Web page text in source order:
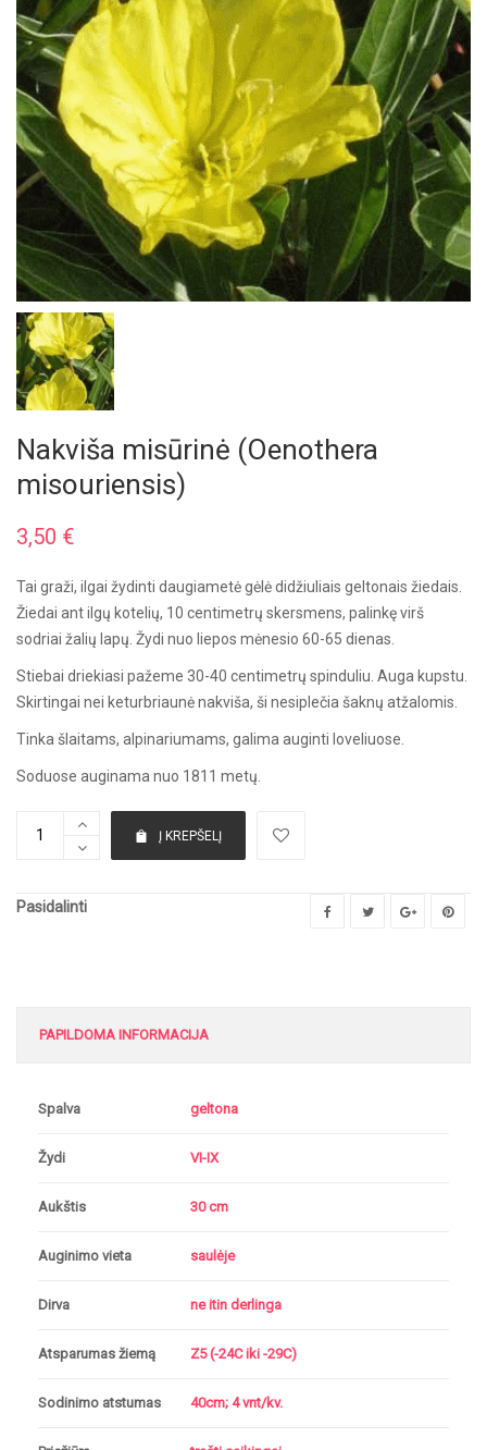
Nakviša misūrinė (Oenothera
misouriensis)
3,50 €
Tai graži, ilgai žydinti daugiametė gėlė didžiuliais geltonais žiedais.
Žiedai ant ilgų kotelių, 10 centimetrų skersmens, palinkę virš
sodriai žalių lapų. Žydi nuo liepos mėnesio 60-65 dienas.
Stiebai driekiasi pažeme 30-40 centimetrų spinduliu. Auga kupstu.
Skirtingai nei keturbriaunė nakviša, ši nesiplečia šaknų atžalomis.
Tinka šlaitams, alpinariumams, galima auginti loveliuose.
Soduose auginama nuo 1811 metų.
Į KREPŠELĮ
Pasidalinti
PAPILDOMA INFORMACIJA
Spalva geltona
Žydi VI-IX
Aukštis 30 cm
Auginimo vieta saulėje
Dirva ne itin derlinga
Atsparumas žiemą Z5 (-24C iki -29C)
Sodinimo atstumas 40cm; 4 vnt/kv.